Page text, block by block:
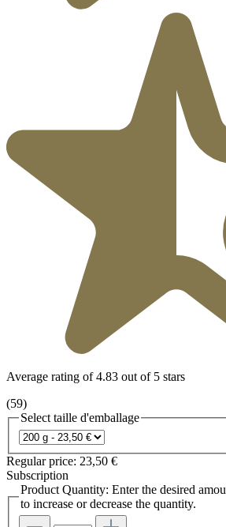
Average rating of 4.83 out of 5 stars
(59)
Select taille d'emballage
Regular price: 23,50 €
Subscription
Product Quantity: Enter the desired
to increase or decrease the quantity.